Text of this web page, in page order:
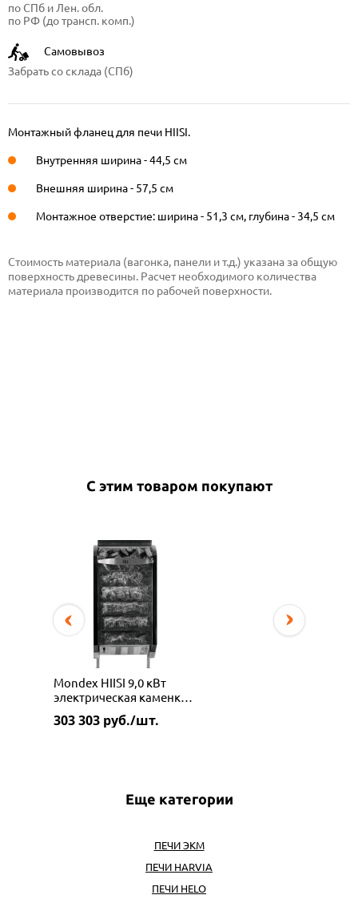
по СПб и Лен. обл.
по РФ (до трансп. комп.)
Самовывоз
Забрать со склада (СПб)
Монтажный фланец для печи HIISI.
Внутренняя ширина - 44,5 см
Внешняя ширина - 57,5 см
Монтажное отверстие: ширина - 51,3 см, глубина - 34,5 см
Стоимость материала (вагонка, панели и т.д.) указана за общую
поверхность древесины. Расчет необходимого количества
материала производится по рабочей поверхности.
С этим товаром покупают
Mondex HIISI 9,0 кВт
электрическая каменка
из талькомагнезита
303 303 руб./шт.
Еще категории
ПЕЧИ ЭКМ
ПЕЧИ HARVIA
ПЕЧИ HELO